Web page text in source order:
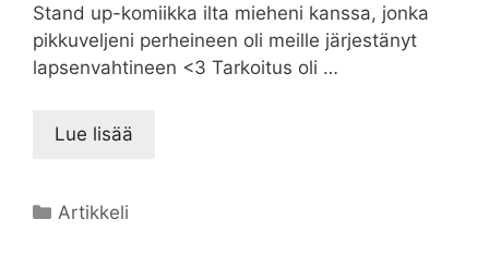
Stand up-komiikka ilta mieheni kanssa, jonka
pikkuveljeni perheineen oli meille järjestänyt
lapsenvahtineen <3 Tarkoitus oli …
Lue lisää
Kategoriat
Artikkeli